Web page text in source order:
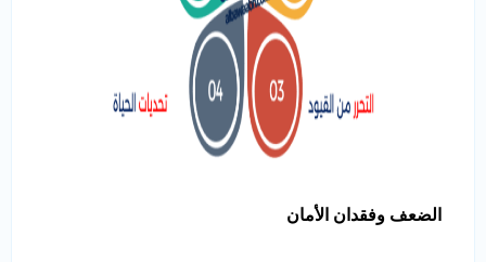
الضعف وفقدان الأمان